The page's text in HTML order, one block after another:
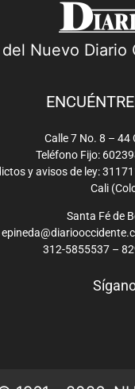
Nuevo
Calle 7 No. 8 – 44
Teléfono Fijo:
y avisos de ley:
Cali
Santa Fé de
312-5855537 –